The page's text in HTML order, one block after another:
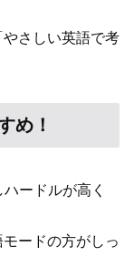
やさしい英語で考
め！
ードルが高く
ードの方がしっ